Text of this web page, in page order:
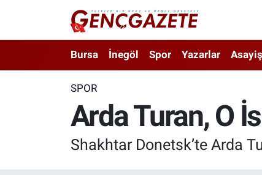
Bursa İnegöl Spor Yazarlar Asayiş
SPOR
Arda Turan, O
Shakhtar Donetsk’te Arda
Nöbetçi Eczaneler
Trafik Durumu
Süper Lig Puan Durumu ve Fikstür